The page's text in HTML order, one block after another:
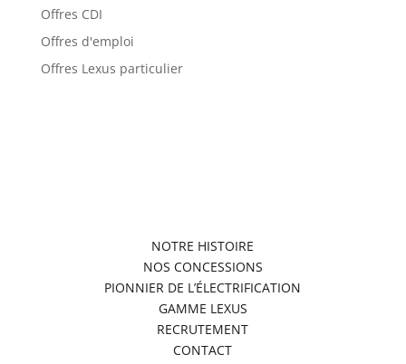
Offres CDI
Offres d'emploi
Offres Lexus particulier
NOTRE HISTOIRE
NOS CONCESSIONS
PIONNIER DE L’ÉLECTRIFICATION
GAMME LEXUS
RECRUTEMENT
CONTACT